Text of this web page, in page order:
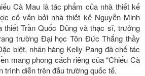
Cà Mau là tác phẩm của nhà thiết kế
cố vấn bởi nhà thiết kế Nguyễn Minh
thiết Trần Quốc Dũng và thạc sĩ, trưởng
trường Đại học Tôn Đức Thắng thầy
biệt, nhãn hàng Kelly Pang đã chế tác
mang phong cách riêng của “Chiếu Cà
trình diễn trên đấu trường quốc tế.